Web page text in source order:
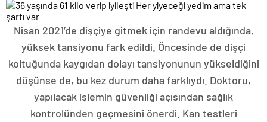
Nisan 2021’de dişçiye gitmek için randevu aldığında,
yüksek tansiyonu fark edildi. Öncesinde de dişçi
koltuğunda kaygıdan dolayı tansiyonunun yükseldiğini
düşünse de, bu kez durum daha farklıydı. Doktoru,
yapılacak işlemin güvenliği açısından sağlık
kontrolünden geçmesini önerdi. Kan testleri